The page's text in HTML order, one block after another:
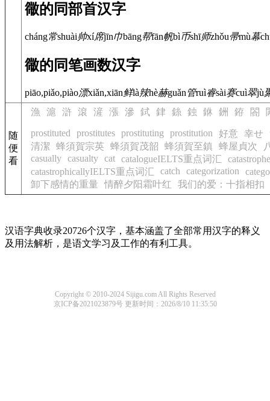
幑的同部首汉字
cháng常shuài帅xí席jīn巾bāng帮fān帆bì币shī师zhǒu帚mù幕
幑的同笔画数汉字
piāo,piǎo,piào漂xiǎn,xiān鲜là辣hè赫guǎn管ruì睿sài赛cuì翠jù
随
便
看
漁 滬 滸 滾 滻 漲 滲 鉽 銉 銯 鉵 銝 銂 銌 閤
prostituted prostitutes prostituting prostitution 好意 幸せ
清潔
蜂須賀宗英 蜂須賀茂韶 蜂須賀至鎮 蜂屋貞次
casually casualty cat catalogueIELTS重点词汇
catastrophicallyIELTS重点词汇
catch categorization
卸下感情的重量
情醉夕阳霜叶红 我们的爱：十指相扣
汉语字典收录20726个汉字，基本涵盖了全部常用汉字的释义
及用法解析，是语文学习及工作的有利工具。
Copyright © 2010-2024 Sijigu.com All Rights Reserved
京ICP备2021023879号 更新时间：2026/8/10 11:35:50